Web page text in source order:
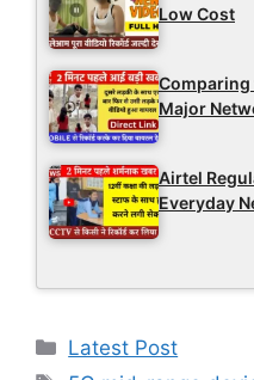
Low Cost
Comparing
Major
Airtel
Everyday
Categories
Latest Post